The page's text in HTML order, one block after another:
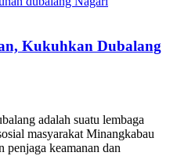
Kukuhkan Dubalang
adalah suatu lembaga
masyarakat Minangkabau
penjaga keamanan dan